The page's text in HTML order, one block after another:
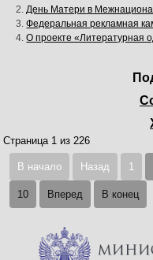
День Матери в
Федеральная рекламная
О проекте «Литературная
Страница 1 из 226
В начало Назад 1
10 Вперед В конец